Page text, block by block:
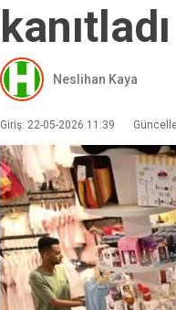
kanıtladı
Neslihan Kaya
Giriş: 22-05-2026 11:39